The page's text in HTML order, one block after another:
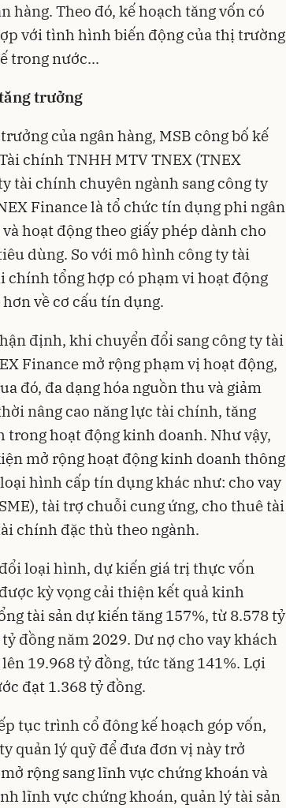
hàng. Theo đó, kế hoạch tăng vốn có
với tình hình biến động của thị trường
trong nước...
trưởng
của ngân hàng, MSB công bố kế
chính TNHH MTV TNEX (TNEX
tài chính chuyên ngành sang công ty
Finance là tổ chức tín dụng phi ngân
hoạt động theo giấy phép dành cho
dùng. So với mô hình công ty tài
chính tổng hợp có phạm vi hoạt động
về cơ cấu tín dụng.
định, khi chuyển đổi sang công ty tài
Finance mở rộng phạm vị hoạt động,
đó, đa dạng hóa nguồn thu và giảm
nâng cao năng lực tài chính, tăng
trong hoạt động kinh doanh. Như vậy,
mở rộng hoạt động kinh doanh thông
hình cấp tín dụng khác như: cho vay
tài trợ chuỗi cung ứng, cho thuê tài
chính đặc thù theo ngành.
loại hình, dự kiến giá trị thực vốn
kỳ vọng cải thiện kết quả kinh
tài sản dự kiến tăng 157%, từ 8.578 tỷ
đồng năm 2029. Dư nợ cho vay khách
19.968 tỷ đồng, tức tăng 141%. Lợi
đạt 1.368 tỷ đồng.
tục trình cổ đông kế hoạch góp vốn,
quản lý quỹ để đưa đơn vị này trở
rộng sang lĩnh vực chứng khoán và
lĩnh vực chứng khoán, quản lý tài sản